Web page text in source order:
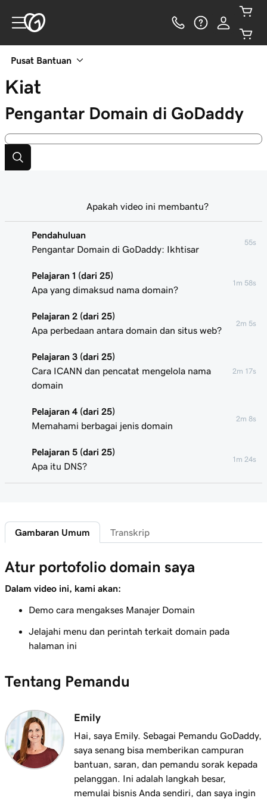
Pusat Bantuan
Kiat
Pengantar Domain di GoDaddy
Pendahuluan
Pengantar Domain di GoDaddy: Ikhtisar
55s
Pelajaran 1 (dari 25)
Apa yang dimaksud nama domain?
1m 58s
Pelajaran 2 (dari 25)
Apa perbedaan antara domain dan situs web?
2m 5s
Pelajaran 3 (dari 25)
Cara ICANN dan pencatat mengelola nama
domain
2m 17s
Pelajaran 4 (dari 25)
Memahami berbagai jenis domain
2m 8s
Pelajaran 5 (dari 25)
Apa itu DNS?
1m 24s
Pelajaran 7 (dari 25)
Pelajaran 8 (dari 25)
Bagaimana kepemilikan domain ditentukan?
Pelajaran 9 (dari 25)
Apa itu domain premium?
Apa yang harus dilakukan jika domain yang
saya inginkan sudah diambil orang lain
Pelajaran 12 (dari 25)
Apa itu Layanan Broker Domain GoDaddy?
Pelajaran 13 (dari 25)
2m 9s
Apakah video ini membantu?
Gambaran Umum Transkrip
Atur portofolio domain saya
Dalam video ini, kami akan:
Demo cara mengakses Manajer Domain
Jelajahi menu dan perintah terkait domain pada
halaman ini
Tentang Pemandu
Emily
Hai, saya Emily. Sebagai Pemandu GoDaddy,
saya senang bisa memberikan campuran
bantuan, saran, dan pemandu sorak kepada
pelanggan. Ini adalah langkah besar,
memulai bisnis Anda sendiri, dan saya ingin